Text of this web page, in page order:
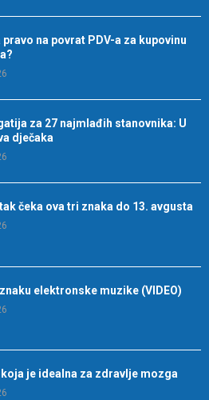
pravo na povrat PDV-a za kupovinu
za 27 najmlađih stanovnika: U
dječaka
čeka ova tri znaka do 13. avgusta
elektronske muzike (VIDEO)
je idealna za zdravlje mozga